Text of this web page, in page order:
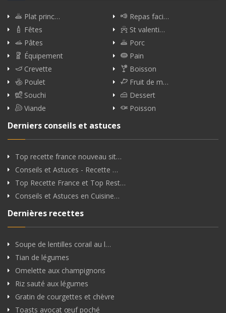
Plat princ…
Repas faci…
Fêtes
St valenti…
Pâtes
Porc
Équipement
Pain
Crevette
Boisson
Poulet
Fruit de m…
Souchi
Dessert
Viande
Poisson
Derniers conseils et astuces
Top recette france nouveau sit…
Conseils et Astuces - Recette …
Top Recette France et Top Rest…
Conseils et Astuces en Cuisine…
Dernières recettes
Soupe de lentilles corail au l…
Tian de légumes
Omelette aux champignons
Riz sauté aux légumes
Gratin de courgettes et chèvre
Toasts avocat œuf poché